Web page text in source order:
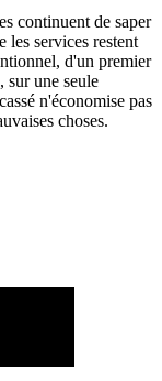
continuent de saper
les services restent
d'un premier
sur une seule
n'économise pas
choses.